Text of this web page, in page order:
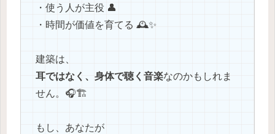
・使う人が主役 👤
・時間が価値を育てる 🕰️✨
建築は、
耳ではなく、身体で聴く音楽なのかもしれま
せん。🎧🏗
もし、あなたが